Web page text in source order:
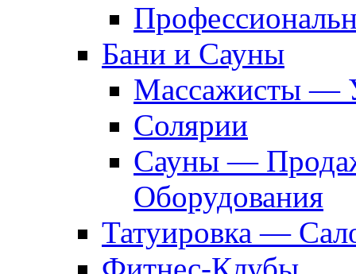
Бани и Сауны
Массажисты —
Солярии
Сауны —
Оборудования
Татуировка —